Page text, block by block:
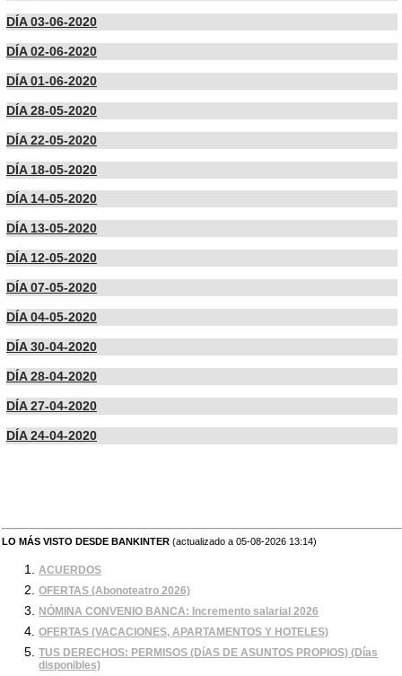
DÍA 03-06-2020
DÍA 02-06-2020
DÍA 01-06-2020
DÍA 28-05-2020
DÍA 22-05-2020
DÍA 18-05-2020
DÍA 14-05-2020
DÍA 13-05-2020
DÍA 12-05-2020
DÍA 07-05-2020
DÍA 04-05-2020
DÍA 30-04-2020
DÍA 28-04-2020
DÍA 27-04-2020
DÍA 24-04-2020
LO MÁS VISTO DESDE BANKINTER (actualizado a 05-08-2026 13:14)
ACUERDOS
OFERTAS (Abonoteatro 2026)
NÓMINA CONVENIO BANCA: Incremento salarial 2026
OFERTAS (VACACIONES, APARTAMENTOS Y HOTELES)
TUS DERECHOS: PERMISOS (DíAS DE ASUNTOS PROPIOS) (Días
disponibles)